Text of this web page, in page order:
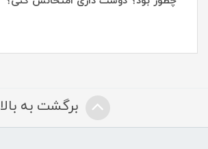
برگشت به بالا